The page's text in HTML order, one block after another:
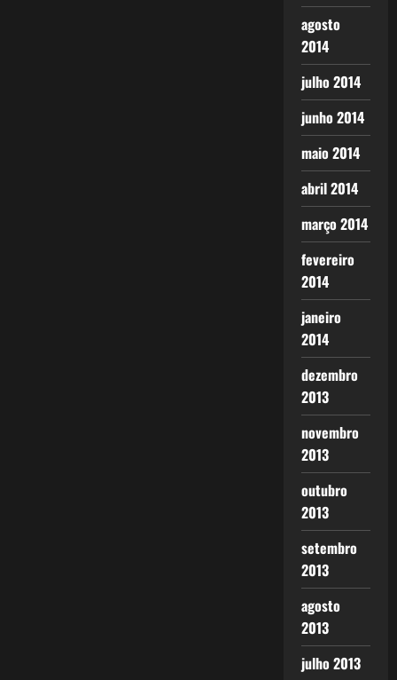
agosto
2014
julho 2014
junho 2014
maio 2014
abril 2014
março 2014
fevereiro
2014
janeiro
2014
dezembro
2013
novembro
2013
outubro
2013
setembro
2013
agosto
2013
julho 2013